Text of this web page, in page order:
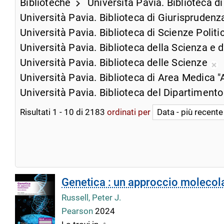
corrente
dalla
ricerca
corrente
Biblioteche
Università Pavia. Biblioteca
Università Pavia. Biblioteca di
Università Pavia. Biblioteca di Scienze
Università Pavia. Biblioteca della Scienza e
Università Pavia. Biblioteca delle Scienze
Università Pavia. Biblioteca di Area Medica
Università Pavia. Biblioteca del
Risultati 1 - 10 di2183 ordinati per
Genetica : un approccio
Russell, Peter J.
Pearson2024